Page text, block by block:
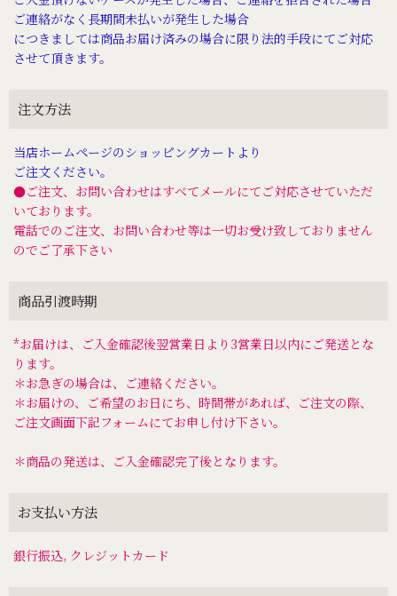
ご連絡がなく長期間未払いが発生した場合
につきましては商品お届け済みの場合に限り法的手段にてご対応
させて頂きます。
注文方法
当店ホームページのショッピングカートより
ご注文ください。
●ご注文、お問い合わせはすべてメールにてご対応させていただ
いております。
電話でのご注文、お問い合わせ等は一切お受け致しておりません
のでご了承下さい
商品引渡時期
*お届けは、ご入金確認後翌営業日より3営業日以内にご発送とな
ります。
＊お急ぎの場合は、ご連絡ください。
＊お届けの、ご希望のお日にち、時間帯があれば、ご注文の際、
ご注文画面下記フォームにてお申し付け下さい。
＊商品の発送は、ご入金確認完了後となります。
お支払い方法
銀行振込, クレジットカード